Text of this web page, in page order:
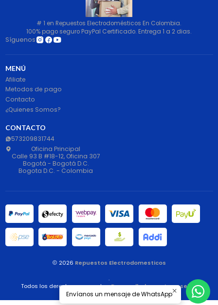
# 1 en Repuestos Electrodomésticos En Colombia.
100% pago seguro PayPal Certificado. Entrega 1 a 2 dias.
Síguenos
MENÚ
Afiliate
Metodos de pago
Contacto
¿Quienes Somos?
CONTACTO
573209831744
Oficina Principal
Calle 93 B #18-12, Oficina 307
Bogotá - Bogotá D.C.
Bogota D.C. - Colombia
2026 Repuestos Electrodomesticos
.
Todos los derechos reservados.Desarrollado por Jumpseller.
Envíanos un mensaje de WhatsApp